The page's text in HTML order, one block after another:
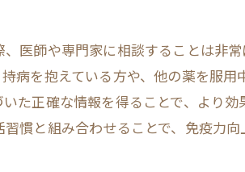
バランスの取れた生活とサプリで
健康的なライフスタイルの基
サプリと運動の組み合わせの
睡眠の質を向上させる方法
医師や専門家に相談することは非
病を抱えている方や、他の薬を服
た正確な情報を得ることで、より
慣と組み合わせることで、免疫力向